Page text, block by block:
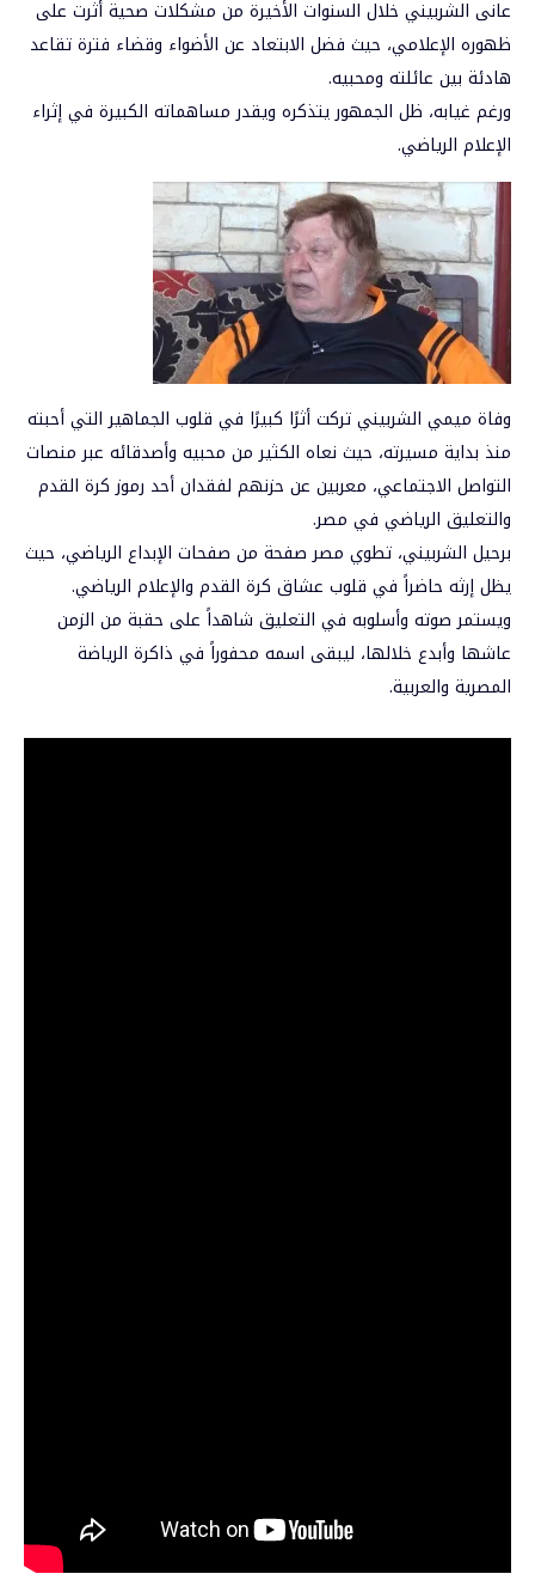
عانى الشربيني خلال السنوات الأخيرة من مشكلات صحية أثرت على
ظهوره الإعلامي، حيث فضل الابتعاد عن الأضواء وقضاء فترة تقاعد
هادئة بين عائلته ومحبيه.
ورغم غيابه، ظل الجمهور يتذكره ويقدر مساهماته الكبيرة في إثراء
الإعلام الرياضي.
وفاة ميمي الشربيني تركت أثرًا كبيرًا في قلوب الجماهير التي أحبته
منذ بداية مسيرته، حيث نعاه الكثير من محبيه وأصدقائه عبر منصات
التواصل الاجتماعي، معربين عن حزنهم لفقدان أحد رموز كرة القدم
والتعليق الرياضي في مصر.
برحيل الشربيني، تطوي مصر صفحة من صفحات الإبداع الرياضي، حيث
يظل إرثه حاضراً في قلوب عشاق كرة القدم والإعلام الرياضي.
ويستمر صوته وأسلوبه في التعليق شاهداً على حقبة من الزمن
عاشها وأبدع خلالها، ليبقى اسمه محفوراً في ذاكرة الرياضة
المصرية والعربية.